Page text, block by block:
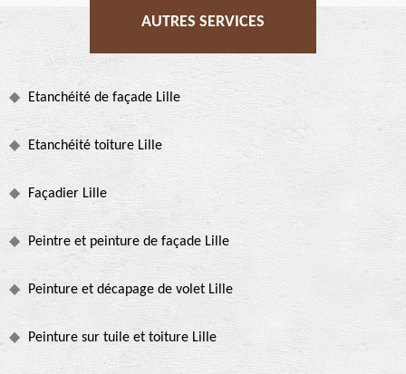
AUTRES SERVICES
Etanchéité de façade Lille
Etanchéité toiture Lille
Façadier Lille
Peintre et peinture de façade Lille
Peinture et décapage de volet Lille
Peinture sur tuile et toiture Lille